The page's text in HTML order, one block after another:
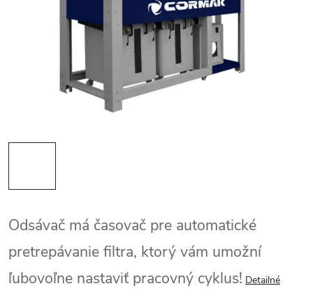
Odsávač má časovač pre automatické
pretrepávanie filtra, ktorý vám umožní
ľubovoľne nastaviť pracovný cyklus! Detailné